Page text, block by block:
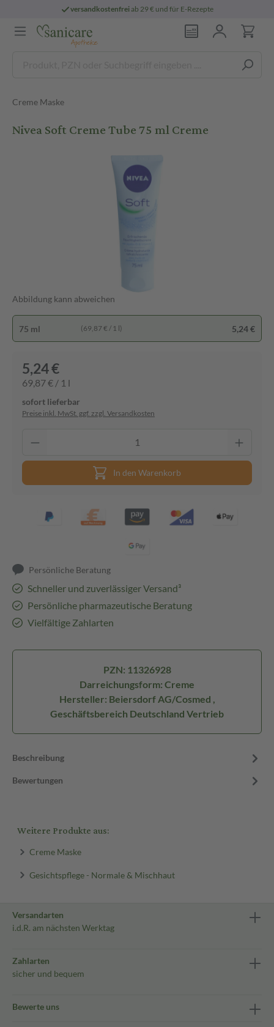
versandkostenfreiab 29 € und für E-Rezepte
Creme Maske
Nivea Soft Creme Tube 75 ml Creme
Abbildung kann abweichen
75 ml (69,87 € / 1 l) 5,24 €
5,24 €
69,87 € / 1 l
sofort lieferbar
Preise inkl. MwSt. ggf. zzgl. Versandkosten
In den Warenkorb
Persönliche Beratung
Schneller und zuverlässiger Versand³
Persönliche pharmazeutische Beratung
Vielfältige Zahlarten
PZN: 11326928
Darreichungsform: Creme
Hersteller: Beiersdorf AG/Cosmed ,
Geschäftsbereich Deutschland Vertrieb
Beschreibung
Bewertungen
Weitere Produkte aus:
Creme Maske
Gesichtspflege - Normale & Mischhaut
Versandarten
i.d.R. am nächsten Werktag
Zahlarten
sicher und bequem
Bewerte uns